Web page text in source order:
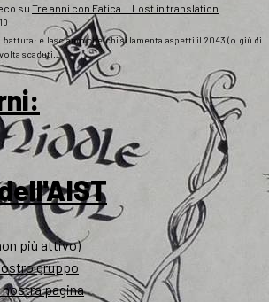
su Tre anni con Fatica… Lost in translation
battuta: e lasciamo che chi si lamenta aspetti il 2043 (o giù di
scaduti…
:
più attivo)
gruppo
nostra pagina